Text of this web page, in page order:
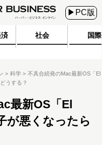
▶PC版
社会 国際
科学
不具合続発のMac最新OS「El
うする？
最新OS「El
が悪くなったら